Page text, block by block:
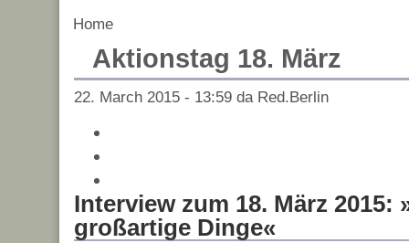
Home
Aktionstag 18. März
22. March 2015 - 13:59 da Red.Berlin
Interview zum 18. März 2015:
großartige Dinge«